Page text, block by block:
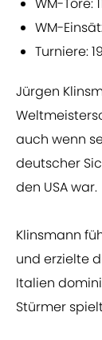
WM-Tore:
WM-
Turniere:
Jürgen
auch wenn
deutscher
den USA war.
Klinsmann
und erzielte
Italien
Stürmer